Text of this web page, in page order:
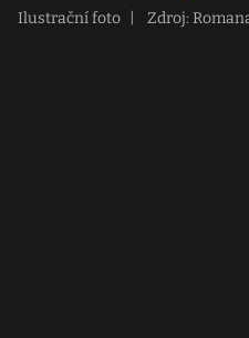
Ilustrační foto Zdroj: